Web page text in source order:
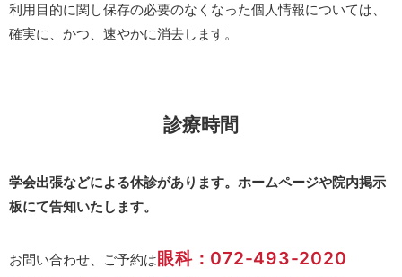
利用目的に関し保存の必要のなくなった個人情報については、
確実に、かつ、速やかに消去します。
診療時間
学会出張などによる休診があります。ホームページや院内掲示
板にて告知いたします。
お問い合わせ、ご予約は眼科：072-493-2020